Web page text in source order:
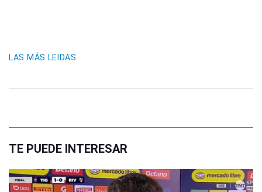
LAS MÁS LEIDAS
TE PUEDE INTERESAR